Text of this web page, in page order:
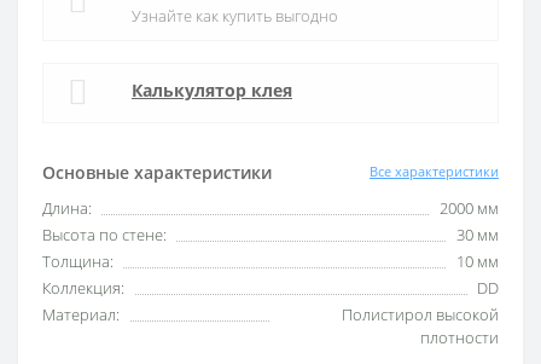
Основные характеристики Все характеристики
Длина:
2000 мм
Высота по стене:
30 мм
Толщина:
10 мм
Коллекция:
DD
Материал:
Полистирол высокой
плотности
Узнайте как купить выгодно
Калькулятор клея